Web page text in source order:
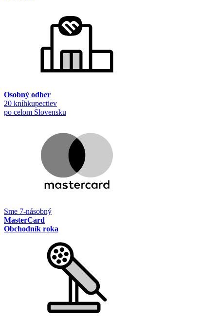
Osobný odber
20 kníhkupectiev
po celom Slovensku
Sme 7-násobný
MasterCard
Obchodník roka